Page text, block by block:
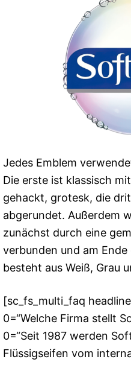
Jedes Emblem
Die erste ist klassisch
gehackt, grotesk, die
abgerundet. Außerdem
zunächst durch eine
verbunden und am
besteht aus Weiß, Grau
[sc_fs_multi_faq
0=“Welche Firma stellt
0=“Seit 1987 werden
Flüssigseifen vom